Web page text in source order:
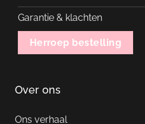
Garantie & klachten
Herroep bestelling
Over ons
Ons verhaal